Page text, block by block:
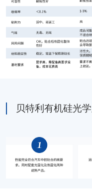
贝特利有机硅光